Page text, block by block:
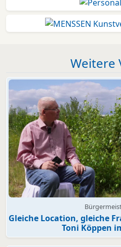
Weitere
Gleiche Location, gleiche
Toni Köppen